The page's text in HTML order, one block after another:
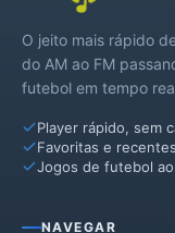
O jeito mais rápido
do AM ao FM
futebol em tempo
Player rápido, sem
Favoritas e
Jogos de futebol
NAVEGAR